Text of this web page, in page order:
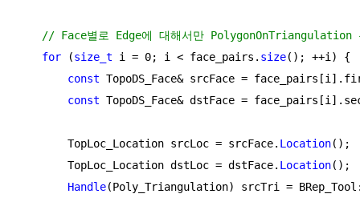
// Face별로 Edge에 대해서만 PolygonOnTriangulation
for (size_t i = 0; i < face_pairs. size(); ++i) {
const TopoDS_Face& srcFace =
const TopoDS_Face& dstFace =
        TopLoc_Location srcLoc = srcFace.
Location();
        TopLoc_Location dstLoc = dstFace.
Location();
Handle(Poly_Triangulation) srcTri =